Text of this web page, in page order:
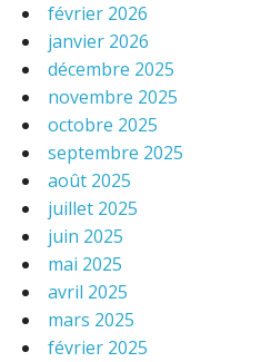
février 2026
janvier 2026
décembre 2025
novembre 2025
octobre 2025
septembre 2025
août 2025
juillet 2025
juin 2025
mai 2025
avril 2025
mars 2025
février 2025